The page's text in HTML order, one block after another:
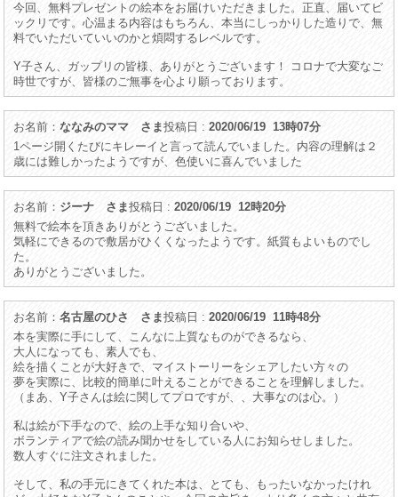
今回、無料プレゼントの絵本をお届けいただきました。正直、届いてビ
ックリです。心温まる内容はもちろん、本当にしっかりした造りで、無
料でいただいていいのかと煩悶するレベルです。
Y子さん、ガップリの皆様、ありがとうございます！ コロナで大変なご
時世ですが、皆様のご無事を心より願っております。
お名前：ななみのママ さま投稿日 :2020/06/19 13時07分
1ページ開くたびにキレーイと言って読んでいました。内容の理解は２
歳には難しかったようですが、色使いに喜んでいました
お名前： ジーナ さま投稿日 :2020/06/19 12時20分
無料で絵本を頂きありがとうございました。
気軽にできるので敷居がひくくなったようです。紙質もよいものでし
た。
ありがとうございました。
お名前：名古屋のひさ さま投稿日 :2020/06/19 11時48分
本を実際に手にして、こんなに上質なものができるなら、
大人になっても、素人でも、
絵を描くことが大好きで、マイストーリーをシェアしたい方々の
夢を実際に、比較的簡単に叶えることができることを理解しました。
（まあ、Y子さんは絵に関してプロですが、、大事なのは心。）
私は絵が下手なので、絵の上手な知り合いや、
ボランティアで絵の読み聞かせをしている人にお知らせしました。
数人すぐに注文されました。
そして、私の手元にきてくれた本は、とても、もったいなかったけれ